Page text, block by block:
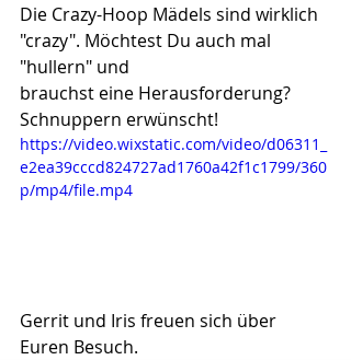
Die Crazy-Hoop Mädels sind wirklich
"crazy". Möchtest Du auch mal
"hullern" und
brauchst eine Herausforderung?
Schnuppern erwünscht!
https://video.wixstatic.com/video/d06311_
e2ea39cccd824727ad1760a42f1c1799/360
p/mp4/file.mp4
Gerrit und Iris freuen sich über
Euren Besuch.